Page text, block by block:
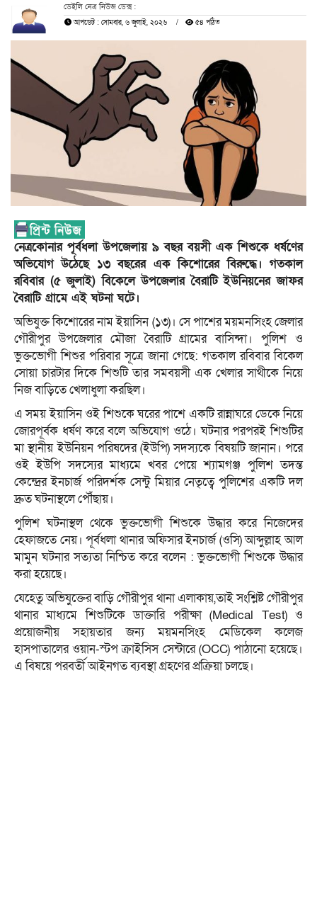
ডেইলি নেত্র নিউজ ডেক্স :
আপডেট : সোমবার, ৬ জুলাই, ২০২৬ ৫৪ পঠিত
নেত্রকোনার পূর্বধলা উপজেলায় ৯ বছর বয়সী এক শিশুকে ধর্ষণের
অভিযোগ উঠেছে ১৩ বছরের এক কিশোরের বিরুদ্ধে। গতকাল
রবিবার (৫ জুলাই) বিকেলে উপজেলার বৈরাটি ইউনিয়নের জাফর
বৈরাটি গ্রামে এই ঘটনা ঘটে।
অভিযুক্ত কিশোরের নাম ইয়াসিন (১৩)। সে পাশের ময়মনসিংহ জেলার
গৌরীপুর উপজেলার মৌজা বৈরাটি গ্রামের বাসিন্দা। পুলিশ ও
ভুক্তভোগী শিশুর পরিবার সূত্রে জানা গেছে: গতকাল রবিবার বিকেল
সোয়া চারটার দিকে শিশুটি তার সমবয়সী এক খেলার সাথীকে নিয়ে
নিজ বাড়িতে খেলাধুলা করছিল।
এ সময় ইয়াসিন ওই শিশুকে ঘরের পাশে একটি রান্নাঘরে ডেকে নিয়ে
জোরপূর্বক ধর্ষণ করে বলে অভিযোগ ওঠে। ঘটনার পরপরই শিশুটির
মা স্থানীয় ইউনিয়ন পরিষদের (ইউপি) সদস্যকে বিষয়টি জানান। পরে
ওই ইউপি সদস্যের মাধ্যমে খবর পেয়ে শ্যামগঞ্জ পুলিশ তদন্ত
কেন্দ্রের ইনচার্জ পরিদর্শক সেন্টু মিয়ার নেতৃত্বে পুলিশের একটি দল
দ্রুত ঘটনাস্থলে পৌঁছায়।
পুলিশ ঘটনাস্থল থেকে ভুক্তভোগী শিশুকে উদ্ধার করে নিজেদের
হেফাজতে নেয়। পূর্বধলা থানার অফিসার ইনচার্জ (ওসি) আব্দুল্লাহ আল
মামুন ঘটনার সত্যতা নিশ্চিত করে বলেন : ভুক্তভোগী শিশুকে উদ্ধার
করা হয়েছে।
যেহেতু অভিযুক্তের বাড়ি গৌরীপুর থানা এলাকায়,তাই সংশ্লিষ্ট গৌরীপুর
থানার মাধ্যমে শিশুটিকে ডাক্তারি পরীক্ষা (Medical Test) ও
প্রয়োজনীয় সহায়তার জন্য ময়মনসিংহ মেডিকেল কলেজ
হাসপাতালের ওয়ান-স্টপ ক্রাইসিস সেন্টারে (OCC) পাঠানো হয়েছে।
এ বিষয়ে পরবর্তী আইনগত ব্যবস্থা গ্রহণের প্রক্রিয়া চলছে।